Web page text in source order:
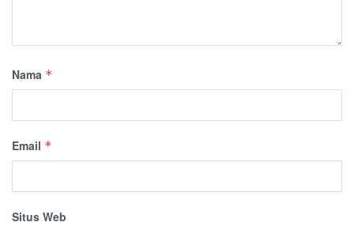
Nama *
Email *
Situs Web